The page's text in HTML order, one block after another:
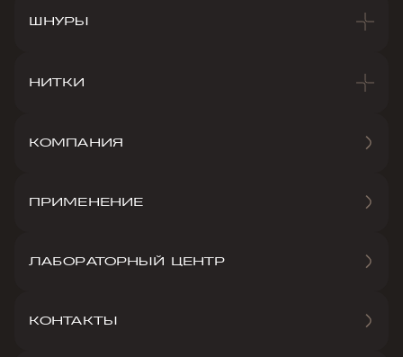
КОМПАНИЯ
ПРИМЕНЕНИЕ
ЛАБОРАТОРНЫЙ ЦЕНТР
КОНТАКТЫ
ШНУРЫ
НИТКИ